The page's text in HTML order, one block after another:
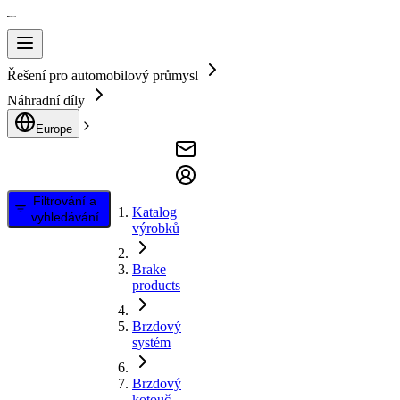
Řešení pro automobilový průmysl
Náhradní díly
Europe
Filtrování a
vyhledávání
Katalog
výrobků
Brake
products
Brzdový
systém
Brzdový